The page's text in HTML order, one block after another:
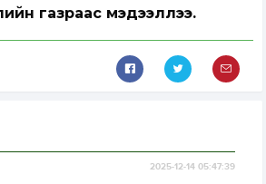
газраас мэдээллээ.
2025-12-14 05:47:39